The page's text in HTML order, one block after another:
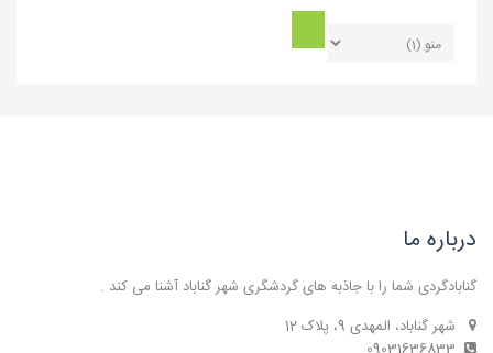
درباره ما
گنابادگردی شما را با جاذبه های گردشگری شهر گناباد آشنا می کند .
شهر گناباد، المهدی 9، پلاک 12